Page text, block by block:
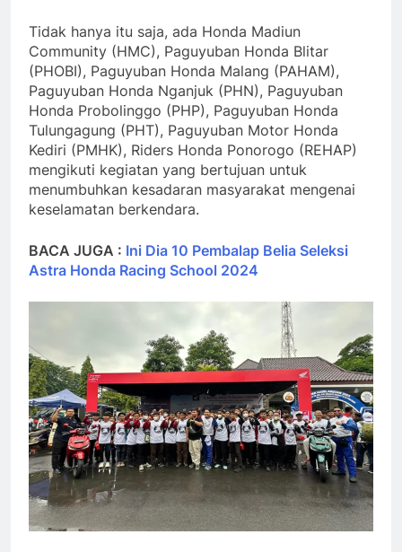
Tidak hanya itu saja, ada Honda Madiun
Community (HMC), Paguyuban Honda Blitar
(PHOBI), Paguyuban Honda Malang (PAHAM),
Paguyuban Honda Nganjuk (PHN), Paguyuban
Honda Probolinggo (PHP), Paguyuban Honda
Tulungagung (PHT), Paguyuban Motor Honda
Kediri (PMHK), Riders Honda Ponorogo (REHAP)
mengikuti kegiatan yang bertujuan untuk
menumbuhkan kesadaran masyarakat mengenai
keselamatan berkendara.
BACA JUGA : Ini Dia 10 Pembalap Belia Seleksi
Astra Honda Racing School 2024